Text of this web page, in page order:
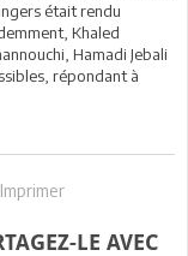
était rendu
Khaled
Hamadi Jebali
répondant à
Imprimer
LE AVEC